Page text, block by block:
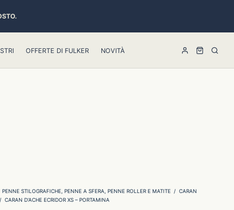
OFFERTE DI FULKER NOVITÀ
PENNE STILOGRAFICHE, PENNE A SFERA, PENNE ROLLER E MATITE / CARAN
/ CARAN D’ACHE ECRIDOR XS – PORTAMINA